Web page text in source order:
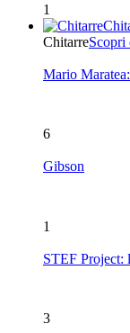
1
ChitarreScopri
Mario
6
Gibson
1
STEF Project:
3